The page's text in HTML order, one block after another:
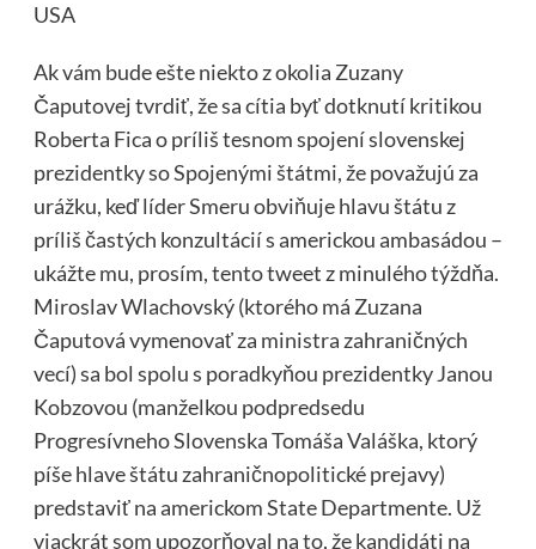
USA
Ak vám bude ešte niekto z okolia Zuzany
Čaputovej tvrdiť, že sa cítia byť dotknutí kritikou
Roberta Fica o príliš tesnom spojení slovenskej
prezidentky so Spojenými štátmi, že považujú za
urážku, keď líder Smeru obviňuje hlavu štátu z
príliš častých konzultácií s americkou ambasádou –
ukážte mu, prosím, tento tweet z minulého týždňa.
Miroslav Wlachovský (ktorého má Zuzana
Čaputová vymenovať za ministra zahraničných
vecí) sa bol spolu s poradkyňou prezidentky Janou
Kobzovou (manželkou podpredsedu
Progresívneho Slovenska Tomáša Valáška, ktorý
píše hlave štátu zahraničnopolitické prejavy)
predstaviť na americkom State Departmente. Už
viackrát som upozorňoval na to, že kandidáti na